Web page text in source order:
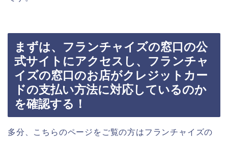
まずは、フランチャイズの窓口の公
式サイトにアクセスし、フランチャ
イズの窓口のお店がクレジットカー
ドの支払い方法に対応しているのか
を確認する！
多分、こちらのページをご覧の方はフランチャイズの